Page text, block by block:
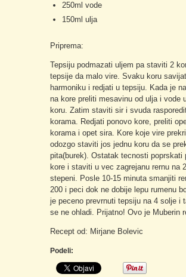
250ml vode
150ml ulja
Priprema:
Tepsiju podmazati uljem pa staviti 2
tepsije da malo vire. Svaku koru
harmoniku i redjati u tepsiju. Kada je
na kore preliti mesavinu od ulja i vode
koru. Zatim staviti sir i svuda
korama. Redjati ponovo kore, preliti
korama i opet sira. Kore koje vire
odozgo staviti jos jednu koru da se
pita(burek). Ostatak tecnosti poprskati
kore i staviti u vec zagrejanu rernu na
stepeni. Posle 10-15 minuta smanjiti
200 i peci dok ne dobije lepu rumenu
je peceno prevrnuti tepsiju na 4 solje i
se ne ohladi. Prijatno! Ovo je Muberin
Recept od: Mirjane Bolevic
Podeli: